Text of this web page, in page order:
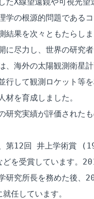
学の根源的問題である
果を次々ともたらしま
に尽力し、世界の研究
、海外の太陽観測衛星
行して観測ロケット等
を育成しました。
究実績が評価されたも
第12回 井上学術賞
受賞しています。
研究所長を務めた後、
任しています。